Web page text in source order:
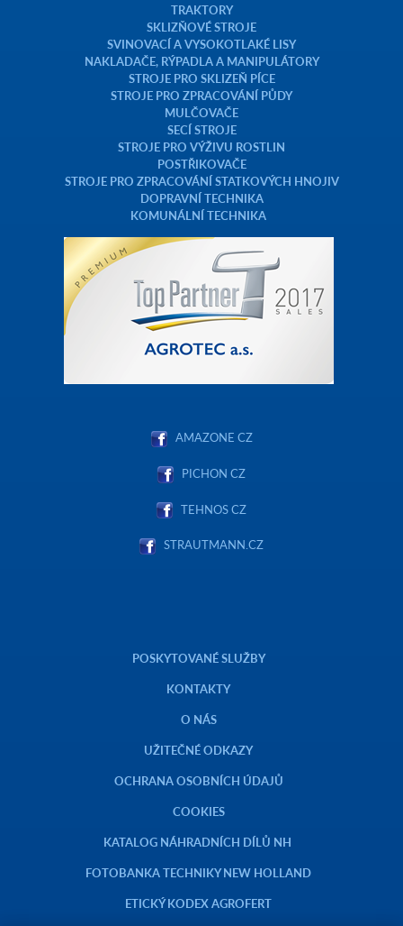
TRAKTORY
SKLIZŇOVÉ STROJE
SVINOVACÍ A VYSOKOTLAKÉ LISY
NAKLADAČE, RÝPADLA A MANIPULÁTORY
STROJE PRO SKLIZEŇ PÍCE
STROJE PRO ZPRACOVÁNÍ PŮDY
MULČOVAČE
SECÍ STROJE
STROJE PRO VÝŽIVU ROSTLIN
POSTŘIKOVAČE
STROJE PRO ZPRACOVÁNÍ STATKOVÝCH HNOJIV
DOPRAVNÍ TECHNIKA
KOMUNÁLNÍ TECHNIKA
AMAZONE CZ
PICHON CZ
TEHNOS CZ
STRAUTMANN.CZ
POSKYTOVANÉ SLUŽBY
KONTAKTY
O NÁS
UŽITEČNÉ ODKAZY
OCHRANA OSOBNÍCH ÚDAJŮ
COOKIES
KATALOG NÁHRADNÍCH DÍLŮ NH
FOTOBANKA TECHNIKY NEW HOLLAND
ETICKÝ KODEX AGROFERT